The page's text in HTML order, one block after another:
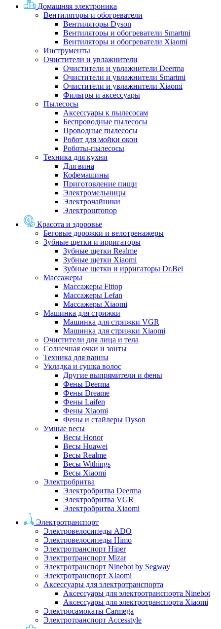
Домашняя электроника
Вентиляторы и обогреватели
Вентиляторы Dyson
Вентиляторы и обогреватели Smartmi
Вентиляторы и обогреватели Xiaomi
Инструменты
Очистители и увлажнители
Очистители и увлажнители Deerma
Очистители и увлажнители Smartmi
Очистители и увлажнители Xiaomi
Фильтры и аксессуары
Пылесосы
Аксессуары к пылесосам
Беспроводные пылесосы
Проводные пылесосы
Робот для мойки окон
Роботы-пылесосы
Техника для кухни
Для вина
Кофемашины
Приготовление пищи
Электромельницы
Электрочайники
Электроштопор
Красота и здоровье
Беговые дорожки и велотренажеры
Зубные щетки и ирригаторы
Зубные щетки Realme
Зубные щетки Xiaomi
Зубные щетки и ирригаторы Dr.Bei
Массажеры
Массажеры Fittop
Массажеры Lefan
Массажеры Xiaomi
Машинка для стрижки
Машинка для стрижки VGR
Машинка для стрижки Xiaomi
Очистители для лица и тела
Солнечная очки и зонты
Техника для ванны
Укладка и сушка волос
Другие выпрямители и фены
Фены Deerma
Фены Dreame
Фены Laifen
Фены Xiaomi
Фены и стайлеры Dyson
Умные весы
Весы Honor
Весы Huawei
Весы Realme
Весы Withings
Весы Xiaomi
Электробритва
Электробритва Deerma
Электробритва VGR
Электробритва Xiaomi
Электротранспорт
Электровелосипеды ADO
Электровелосипеды Himo
Электротранспорт Hiper
Электротранспорт Mizar
Электротранспорт Ninebot by Segway
Электротранспорт XIaomi
Аксессуары для электротранспорта
Аксессуары для электротранспорта Ninebot
Аксессуары для электротранспорта Xiaomi
Электросамокаты Carmega
Электротранспорт Accesstyle